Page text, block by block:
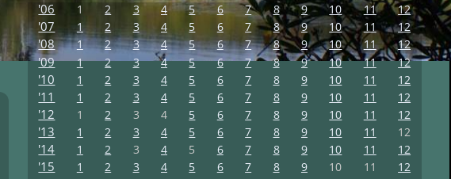
'06 1 2 3 4 5 6 7 8 9 10 11 12
'07 1 2 3 4 5 6 7 8 9 10 11 12
'08 1 2 3 4 5 6 7 8 9 10 11 12
'09 1 2 3 4 5 6 7 8 9 10 11 12
'10 1 2 3 4 5 6 7 8 9 10 11 12
'11 1 2 3 4 5 6 7 8 9 10 11 12
'12 1 2 3 4 5 6 7 8 9 10 11 12
'13 1 2 3 4 5 6 7 8 9 10 11 12
'14 1 2 3 4 5 6 7 8 9 10 11 12
'15 1 2 3 4 5 6 7 8 9 10 11 12